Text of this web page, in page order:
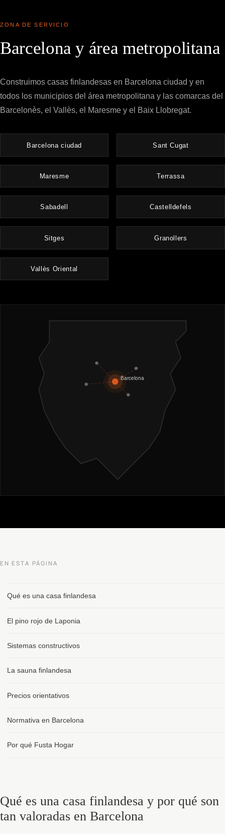
ZONA DE SERVICIO
Barcelona y área metropolitana
Construimos casas finlandesas en Barcelona ciudad y en
todos los municipios del área metropolitana y las comarcas del
Barcelonès, el Vallès, el Maresme y el Baix Llobregat.
Barcelona ciudad Sant Cugat
Maresme Terrassa
Sabadell Castelldefels
Sitges Granollers
Vallès Oriental
Barcelona
EN ESTA PÁGINA
Qué es una casa finlandesa
El pino rojo de Laponia
Sistemas constructivos
La sauna finlandesa
Precios orientativos
Normativa en Barcelona
Por qué Fusta Hogar
Qué es una casa finlandesa y por qué son
tan valoradas en Barcelona